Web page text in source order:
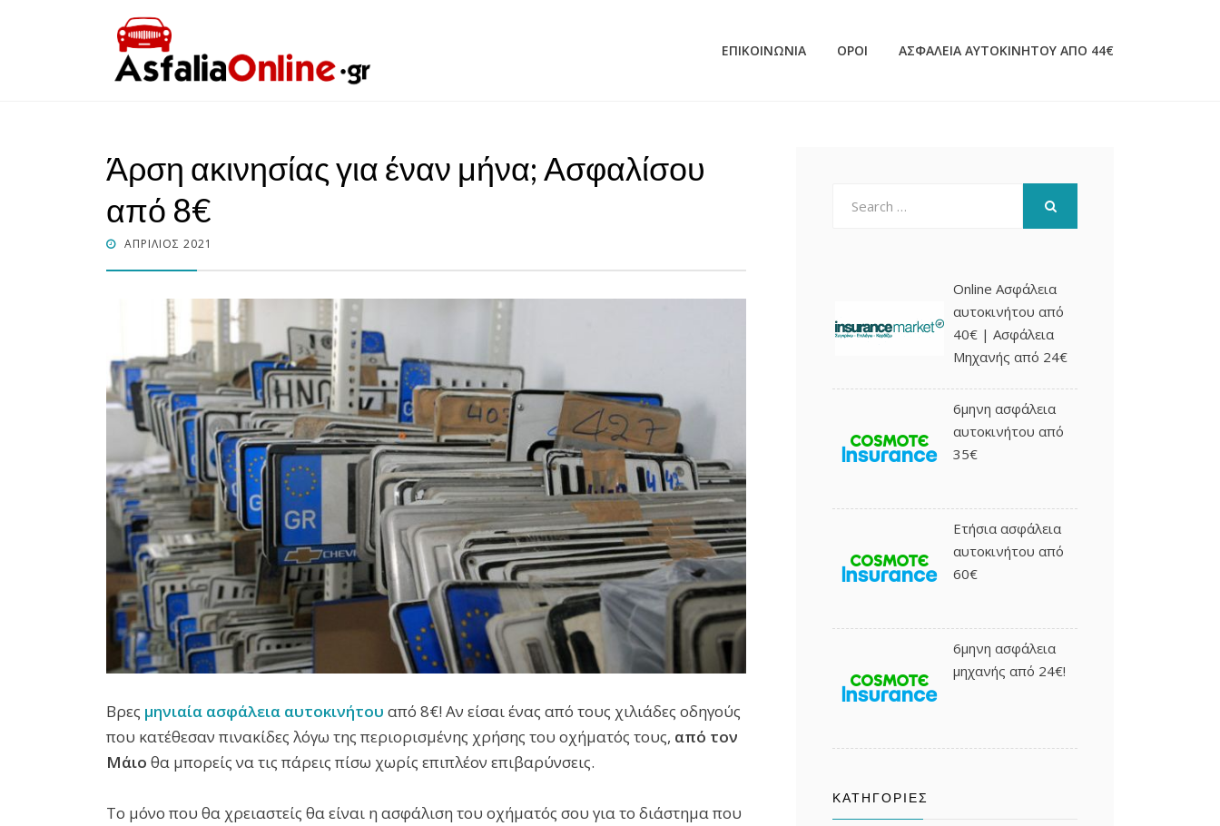
ΕΠΙΚΟΙΝΩΝΊΑ ΌΡΟΙ ΑΣΦΆΛΕΙΑ ΑΥΤΟΚΙΝΉΤΟΥ ΑΠΌ 44€
Άρση ακινησίας για έναν μήνα; Ασφαλίσου
από 8€
POSTED
ΑΠΡΊΛΙΟΣ 2021
Βρες μηνιαία ασφάλεια αυτοκινήτου από 8€! Αν είσαι ένας από τους χιλιάδες οδηγούς
που κατέθεσαν πινακίδες λόγω της περιορισμένης χρήσης του οχήματός τους, από τον
Μάιο θα μπορείς να τις πάρεις πίσω χωρίς επιπλέον επιβαρύνσεις.
Το μόνο που θα χρειαστείς θα είναι η ασφάλιση του οχήματός σου για το διάστημα που
Online Ασφάλεια
αυτοκινήτου από
40€ | Ασφάλεια
Μηχανής από 24€
6μηνη ασφάλεια
αυτοκινήτου από
35€
Ετήσια ασφάλεια
αυτοκινήτου από
60€
6μηνη ασφάλεια
μηχανής από 24€!
ΚΑΤΗΓΟΡΊΕΣ